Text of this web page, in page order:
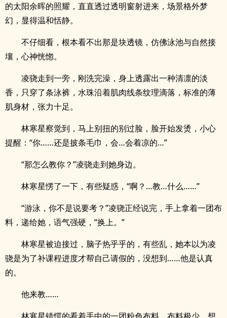
的太阳余晖的照耀，直直透过透明窗射进来，场景格外梦
幻，显得温和恬静。
不仔细看，根本看不出那是块透镜，仿佛泳池与自然接
壤，心神恍惚。
凌骁走到一旁，刚洗完澡，身上透露出一种清凛的淡
香，只穿了条泳裤，水珠沿着肌肉线条纹理滴落，标准的薄
肌身材，张力十足。
林寒星察觉到，马上别扭的别过脸，脸开始发烫，小心
提醒：“你……还是披条毛巾，会…会着凉的…”
“那怎么教你？”凌骁走到她身边。
林寒星愣了一下，有些疑惑，“啊？…教…什么……”
“游泳，你不是说要考？”凌骁正经说完，手上拿着一团布
料，递给她，语气强硬，“换上。”
林寒星被迫接过，脑子热乎乎的，有些乱，她本以为凌
骁是为了补课程进度才帮自己请假的，没想到……他是认真
的。
他来教……